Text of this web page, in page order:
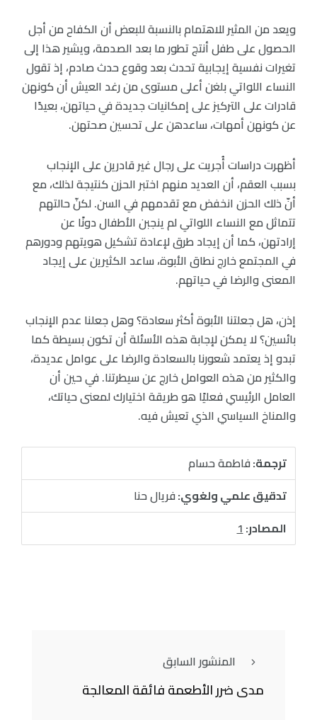
ويعد من المثير للاهتمام بالنسبة للبعض أن الكفاح من أجل
الحصول على طفل أنتج تطور ما بعد الصدمة، ويشير هذا إلى
تغيرات نفسية إيجابية تحدث بعد وقوع حدث صادم، إذ تقول
النساء اللواتي بلغن أعلى مستوى من رغد العيش أن كونهن
قادرات على التركيز على إمكانيات جديدة في حياتهن، بعيدًا
عن كونهن أمهات، ساعدهن على تحسين صحتهن.
أظهرت دراسات أُجريت على رجال غير قادرين على الإنجاب
بسبب العقم، أن العديد منهم اختبر الحزن كنتيجة لذلك، مع
أنّ ذلك الحزن انخفض مع تقدمهم في السن. لكنّ حالتهم
تتماثل مع النساء اللواتي لم ينجبن الأطفال دونًا عن
إرادتهن، كما أن إيجاد طرق لإعادة تشكيل هويتهم ودورهم
في المجتمع خارج نطاق الأبوة، ساعد الكثيرين على إيجاد
المعنى والرضا في حياتهم.
إذن، هل جعلتنا الأبوة أكثر سعادة؟ وهل جعلنا عدم الإنجاب
بائسين؟ لا يمكن لإجابة هذه الأسئلة أن تكون بسيطة كما
تبدو إذ يعتمد شعورنا بالسعادة والرضا على عوامل عديدة،
والكثير من هذه العوامل خارج عن سيطرتنا. في حين أن
العامل الرئيسي فعليًا هو طريقة اختيارك لمعنى حياتك،
والمناخ السياسي الذي تعيش فيه.
ترجمة:فاطمة حسام
تدقيق علمي ولغوي:فريال حنا
المصادر:1
المنشور السابق
مدى ضرر الأطعمة فائقة المعالجة